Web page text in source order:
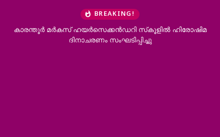
BREAKING!
കാരന്തൂര്‍ മര്‍കസ് ഹയര്‍സെക്കന്‍ഡറി സ്‌കൂളില്‍ ഹിരോഷിമ
ദിനാചരണം സംഘടിപ്പിച്ചു